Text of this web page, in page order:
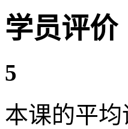
学员评价
5
本课的平均